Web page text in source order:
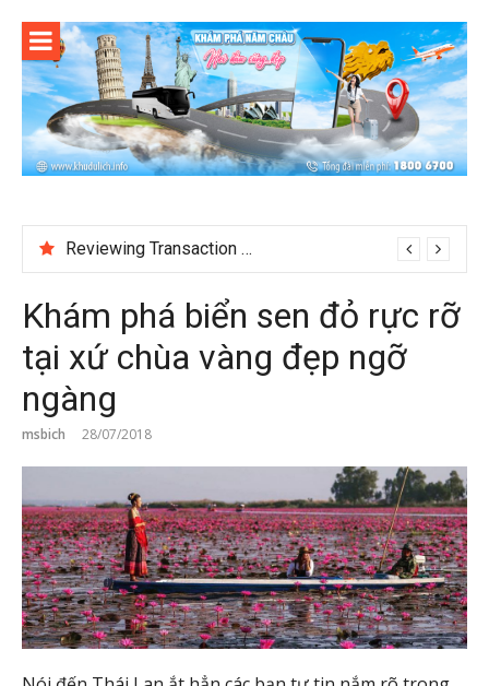
content
Jokabet UK and the Changing Expectations Around Slot Game Selection
Khám phá biển sen đỏ rực rỡ
tại xứ chùa vàng đẹp ngỡ
ngàng
msbich 28/07/2018